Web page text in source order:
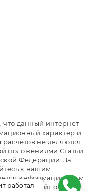
данный интернет-
характер и
расчетов не являются
положениями Статьи
Федерации. За
к нашим
информационным
Сайт онлайн
работал